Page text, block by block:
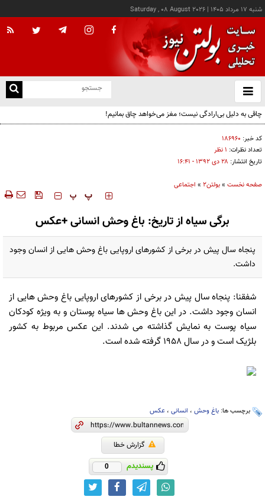
شنبه ۱۷ مرداد ۱۴۰۵ |
Saturday , 08 August 2026
باز
و
چاقی به دلیل بی‌ارادگی نیست؛ مغز می‌خواهد چاق بمانیم!
کد خبر: ۱۸۶۹۶۰
تعداد نظرات: ۱ نظر
تاریخ انتشار: ۲۸ دی ۱۳۹۲ - ۱۶:۴۱
صفحه نخست »بولتن2 » اجتماعی
‍‍‍ پ پ
برگی سیاه از تاریخ: باغ وحش انسانی +عکس
پنجاه سال پیش در برخی از کشورهای اروپایی باغ وحش هایی از انسان وجود
داشت.
شفقنا: پنجاه سال پیش در برخی از کشورهای اروپایی باغ وحش هایی از
انسان وجود داشت. در این باغ وحش ها سیاه پوستان و به ویژه کودکان
سیاه پوست به نمایش گذاشته می شدند. این عکس مربوط به کشور
بلژیک است و در سال ۱۹۵۸ گرفته شده است.
برچسب ها: باغ وحش ، انسانی ، عکس
گزارش خطا
پسندیدم 0